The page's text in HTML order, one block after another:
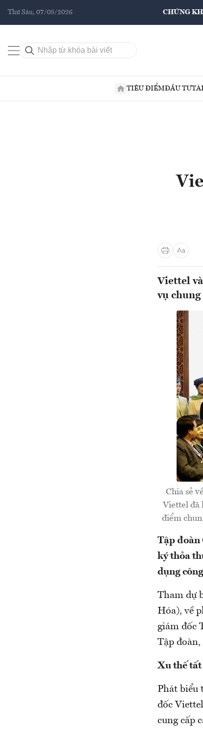
Thứ Sáu, 07/08/2026 CHỨNG
TIÊU ĐIỂMĐẦU TƯ
Viettel
vụ
Chia sẻ
Viettel đã
điểm
Tập đoàn
ký thỏa
dụng
Tham dự
Hóa), về
giám đốc
Tập đoàn,
Xu thế tất
Phát biểu
đốc
cung cấp